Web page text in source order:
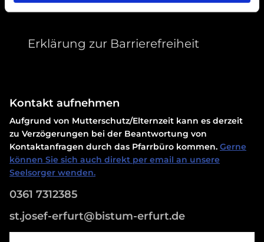
Erklärung zur Barrierefreiheit
Kontakt aufnehmen
Aufgrund von Mutterschutz/Elternzeit kann es derzeit
zu Verzögerungen bei der Beantwortung von
Kontaktanfragen durch das Pfarrbüro kommen. Gerne
können Sie sich auch direkt per email an unsere
Seelsorger wenden.
0361 7312385
st.josef-erfurt@bistum-erfurt.de